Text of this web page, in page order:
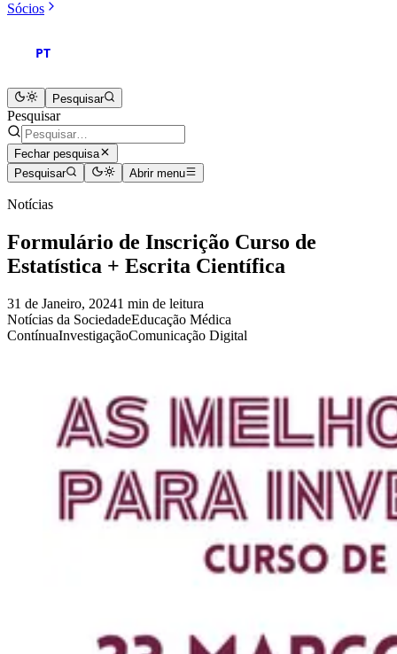
Sócios
PT
Pesquisar
Pesquisar
Fechar pesquisa
Pesquisar
Abrir menu
Notícias
Formulário de Inscrição Curso de
Estatística + Escrita Científica
31 de Janeiro, 20241 min de leitura
Notícias da SociedadeEducação Médica
ContínuaInvestigaçãoComunicação Digital